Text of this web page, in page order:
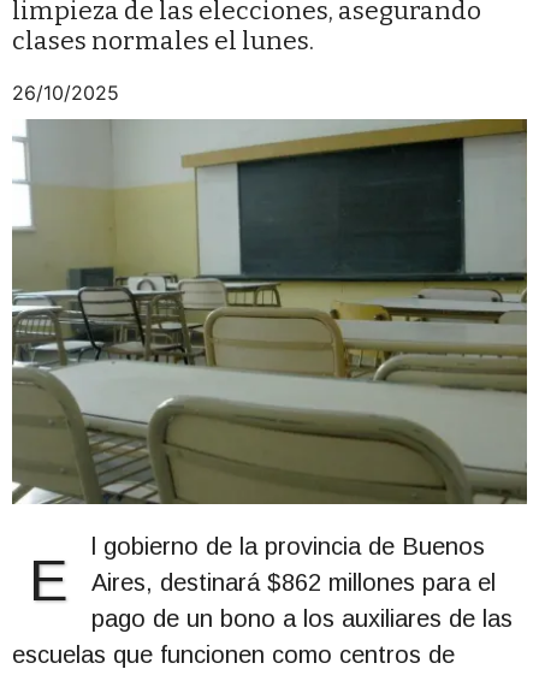
limpieza de las elecciones, asegurando
clases normales el lunes.
26/10/2025
E
l gobierno de la provincia de Buenos
Aires, destinará $862 millones para el
pago de un bono a los auxiliares de las
escuelas que funcionen como centros de